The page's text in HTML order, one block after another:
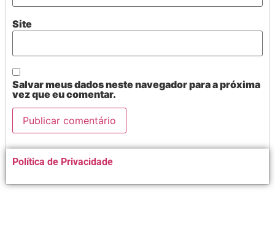
Site
Salvar meus dados neste navegador para a próxima
vez que eu comentar.
Alternative:
Política de Privacidade